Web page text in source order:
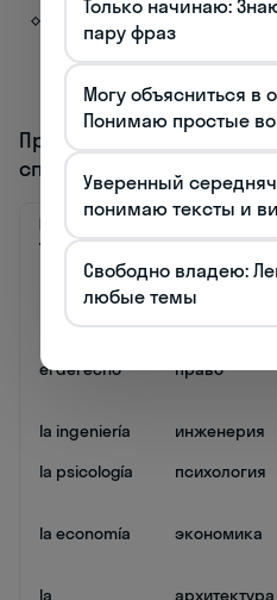
el arte/dibujo
Dibujamos paisajes
рисуем пейзажи на
Предметы высшего
специализации:
Испанский
термин
Русский
la medicina
медицина
el derecho
право
la ingeniería
инженерия
la psicología
психология
la economía
экономика
la
архитектура
Только начинаю:
пару фраз
Могу объясниться в
Понимаю простые
Уверенный
понимаю тексты и
Свободно владею:
любые темы